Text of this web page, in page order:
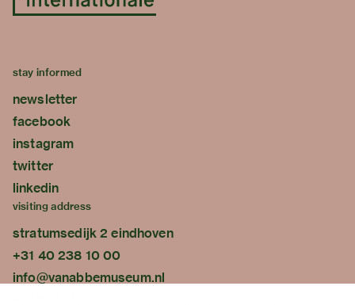
stay informed
newsletter
facebook
instagram
twitter
linkedin
visiting address
stratumsedijk 2 eindhoven
+31 40 238 10 00
info@vanabbemuseum.nl